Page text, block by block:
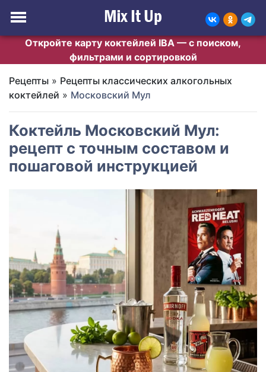
Откройте карту коктейлей IBA — с поиском,
фильтрами и сортировкой
Рецепты » Рецепты классических алкогольных
коктейлей » Московский Мул
Коктейль Московский Мул:
рецепт с точным составом и
пошаговой инструкцией